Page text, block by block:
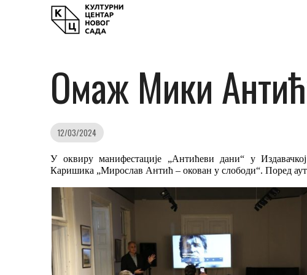
Омаж Мики
12/03/2024
У оквиру манифестације „Антићеви дани“ уИ
Каришика „Мирослав Антић – окован у слободи“.Поред